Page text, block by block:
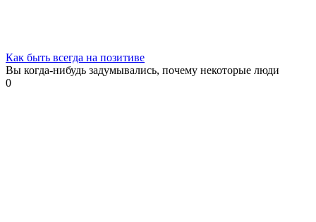
Как быть всегда на позитиве
Вы когда-нибудь задумывались, почему некоторые люди
0